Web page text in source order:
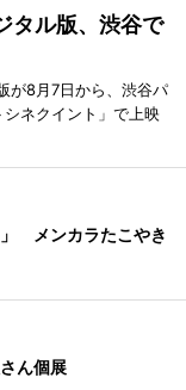
タル版、渋谷で
が8月7日から、渋谷パ
ネクイント」で上映
メンカラたこやき
ん個展